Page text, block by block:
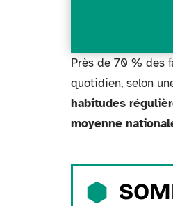
Près de 70 % des
quotidien, selon
habitudes
moyenne